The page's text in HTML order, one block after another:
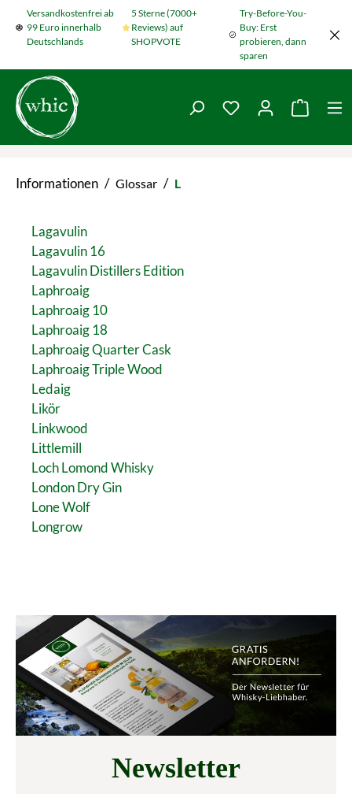
Zum Hauptinhalt springen
Versandkostenfrei ab
99 Euro innerhalb
Deutschlands
5 Sterne (7000+
Reviews) auf
SHOPVOTE
Try-Before-You-
Buy: Erst
probieren, dann
sparen
Du hast 0
Informationen / Glossar / L
Lagavulin
Lagavulin 16
Lagavulin Distillers Edition
Laphroaig
Laphroaig 10
Laphroaig 18
Laphroaig Quarter Cask
Laphroaig Triple Wood
Ledaig
Likör
Linkwood
Littlemill
Loch Lomond Whisky
London Dry Gin
Lone Wolf
Longrow
Newsletter